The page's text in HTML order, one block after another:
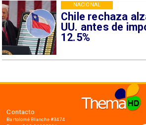
Chile rechaza
UU. antes de
12.5%
NACIONAL
Contacto
Bartolomé Blanche #3474